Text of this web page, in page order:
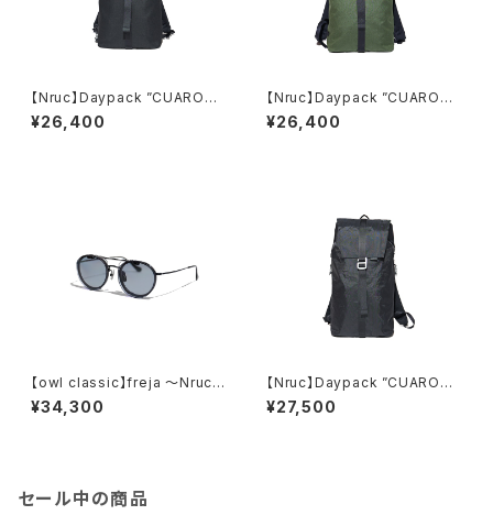
【Nruc】Daypack ”CUARO
N"/ CORDURA Black
¥26,400
【Nruc】Daypack ”CUARON"
/ CORDURA Olive Drab
¥26,400
【owl classic】freja 〜Nruc E
dition〜
¥34,300
【Nruc】Daypack ”CUARO
N"/ X-PAC Black
¥27,500
セール中の商品